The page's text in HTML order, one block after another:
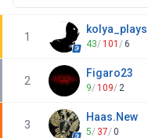
1
kolya_plays_
43/ 101 / 6
2
Figaro23
9/ 109/ 2
3
Haas.New
5/ 37/0